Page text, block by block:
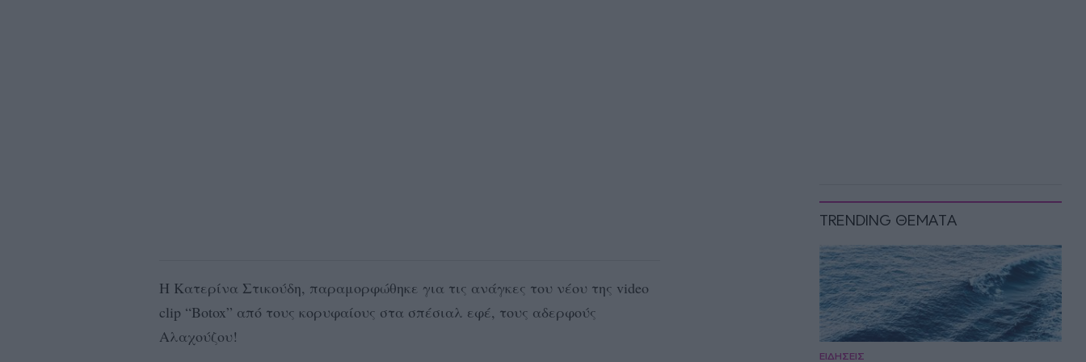
TRENDING ΘΕΜΑΤΑ
ΕΙΔΗΣΕΙΣ
Η Κατερίνα Στικούδη, παραμορφώθηκε για τις ανάγκες του νέου της video
clip “Botox” από τους κορυφαίους στα σπέσιαλ εφέ, τους αδερφούς
Αλαχούζου!